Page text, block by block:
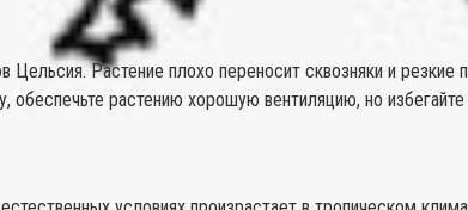
Растение плохо переносит сквозняки и
растению хорошую вентиляцию, но